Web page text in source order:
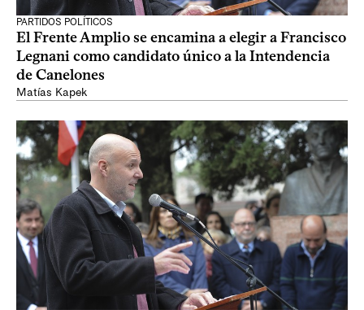
PARTIDOS POLÍTICOS
El Frente Amplio se encamina a elegir a Francisco
Legnani como candidato único a la Intendencia
de Canelones
Matías Kapek